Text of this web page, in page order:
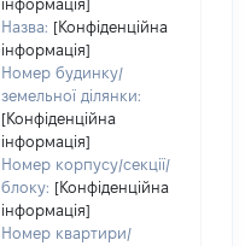
інформація]
Назва: [Конфіденційна
інформація]
Номер будинку/
земельної ділянки:
[Конфіденційна
інформація]
Номер корпусу/секції/
блоку: [Конфіденційна
інформація]
Номер квартири/